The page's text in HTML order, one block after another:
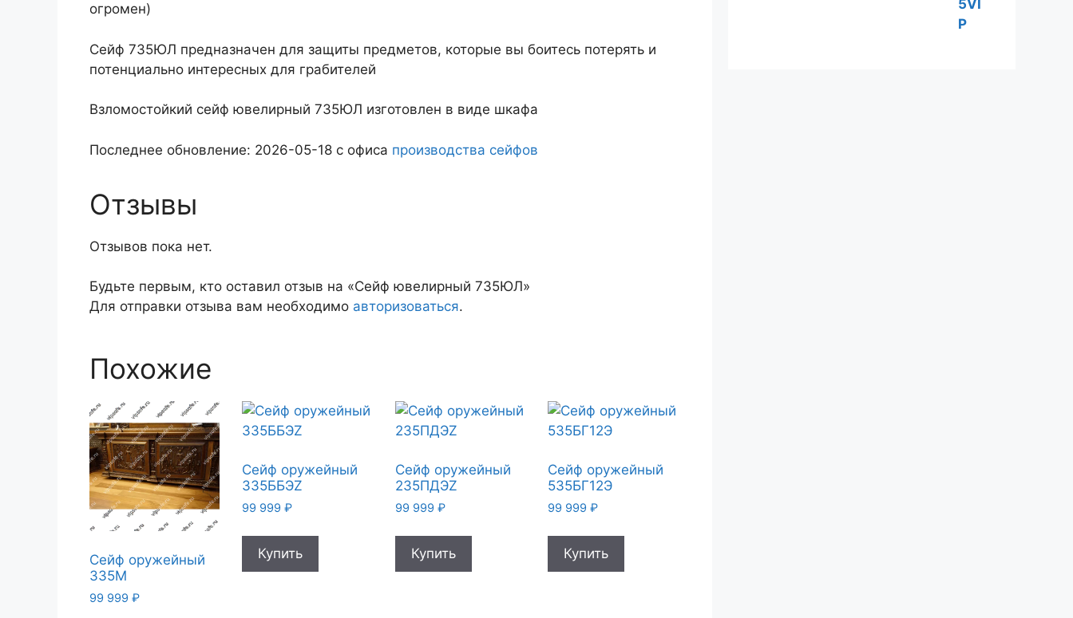
огромен)
Сейф 735ЮЛ предназначен для защиты предметов, которые вы боитесь потерять и
потенциально интересных для грабителей
Взломостойкий сейф ювелирный 735ЮЛ изготовлен в виде шкафа
Последнее обновление: 2026-05-18 с офиса производства сейфов
Отзывы
Отзывов пока нет.
Будьте первым, кто оставил отзыв на «Сейф ювелирный 735ЮЛ»
Для отправки отзыва вам необходимо авторизоваться.
Похожие
Сейф оружейный
335М
99 999 ₽
Сейф оружейный
335ББЭZ
99 999₽
Купить
Сейф оружейный
235ПДЭZ
99 999 ₽
Купить
Сейф оружейный
535БГ12Э
99 999 ₽
Купить